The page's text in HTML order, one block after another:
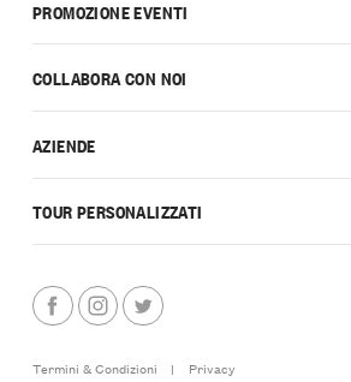
PROMOZIONE EVENTI
COLLABORA CON NOI
AZIENDE
TOUR PERSONALIZZATI
Termini & Condizioni |
Privacy